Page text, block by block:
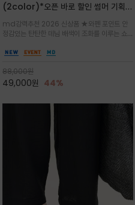
(2color)*오픈 바로 할인 썸머 기획
말 모임룩, 여행룩까지 ~
md강력추천 2026 신상품 ★와펜 포인트 안
정감있는 탄탄한 데님 배색이 조화를 이루는 쇼
클래식한 네이비·아이보리 스트라이프와 산뜻한
88,000원
49,000원 44%